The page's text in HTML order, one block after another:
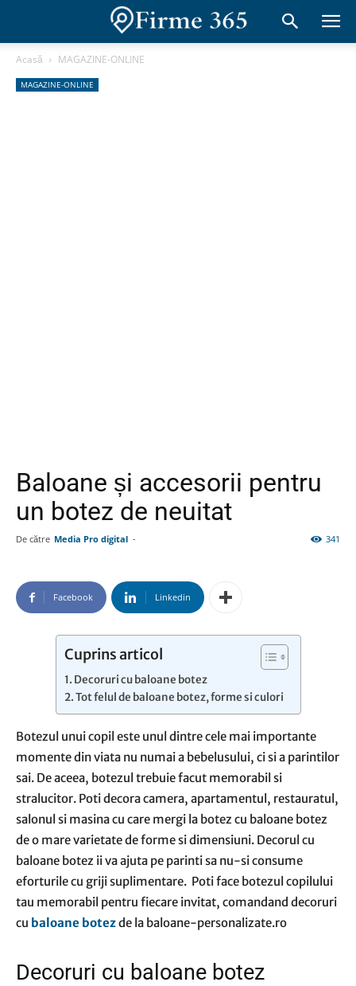
Acasă MAGAZINE-ONLINE
MAGAZINE-ONLINE
Baloane și accesorii pentru
un botez de neuitat
De către Media Pro digital - 341
Facebook Linkedin
Cuprins articol
Decoruri cu baloane botez
Tot felul de baloane botez, forme si culori
Botezul unui copil este unul dintre cele mai importante
momente din viata nu numai a bebelusului, ci si a parintilor
sai. De aceea, botezul trebuie facut memorabil si
stralucitor. Poti decora camera, apartamentul, restauratul,
salonul si masina cu care mergi la botez cu baloane botez
de o mare varietate de forme si dimensiuni. Decorul cu
baloane botez ii va ajuta pe parinti sa nu-si consume
eforturile cu griji suplimentare. Poti face botezul copilului
tau memorabil pentru fiecare invitat, comandand decoruri
cu baloane botezde la baloane-personalizate.ro
Decoruri cu baloane botez